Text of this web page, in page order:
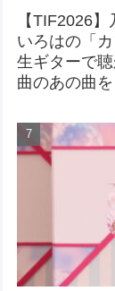
【TIF2026
いろはの「
生ギターで
曲のあの曲